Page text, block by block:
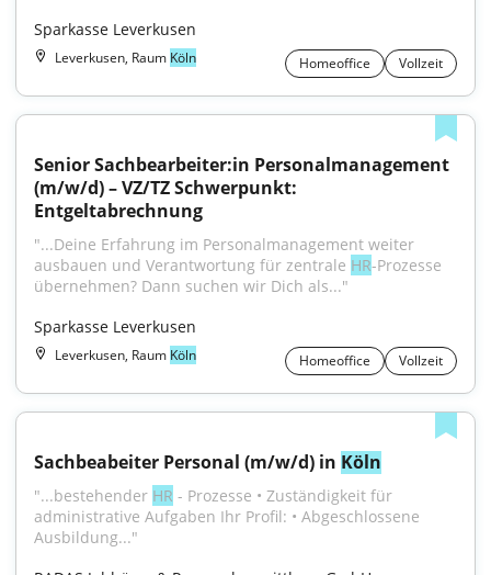
Sparkasse Leverkusen
Leverkusen, Raum Köln Homeoffice Vollzeit
Senior Sachbearbeiter:in Personalmanagement
(m/w/d) – VZ/TZ Schwerpunkt:
Entgeltabrechnung
"...Deine Erfahrung im Personalmanagement weiter
ausbauen und Verantwortung für zentrale HR-Prozesse
übernehmen? Dann suchen wir Dich als..."
Sparkasse Leverkusen
Leverkusen, Raum Köln Homeoffice Vollzeit
Sachbeabeiter Personal (m/w/d) in Köln
"...bestehender HR - Prozesse • Zuständigkeit für
administrative Aufgaben Ihr Profil: • Abgeschlossene
Ausbildung..."